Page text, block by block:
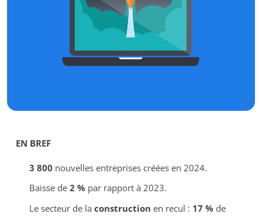
EN BREF
3 800 nouvelles entreprises créées en 2024.
Baisse de 2 % par rapport à 2023.
Le secteur de la construction en recul : 17 % de